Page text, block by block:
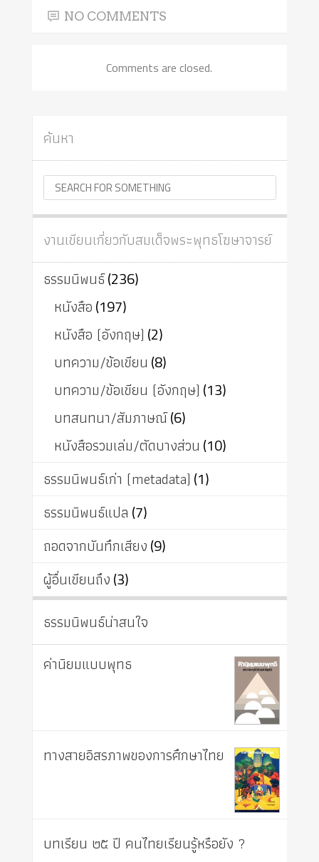
NO COMMENTS
Comments are closed.
ค้นหา
งานเขียนเกี่ยวกับสมเด็จพระพุทธโฆษาจารย์
ธรรมนิพนธ์(236)
หนังสือ(197)
หนังสือ (อังกฤษ) (2)
บทความ/ข้อเขียน (8)
บทความ/ข้อเขียน (อังกฤษ) (13)
บทสนทนา/สัมภาษณ์(6)
หนังสือรวมเล่ม/ตัดบางส่วน (10)
ธรรมนิพนธ์เก่า (metadata) (1)
ธรรมนิพนธ์แปล (7)
ถอดจากบันทึกเสียง(9)
ผู้อื่นเขียนถึง(3)
ธรรมนิพนธ์น่าสนใจ
ค่านิยมแบบพุทธ
ทางสายอิสรภาพของการศึกษาไทย
บทเรียน ๒๕ ปี คนไทยเรียนรู้หรือยัง ?